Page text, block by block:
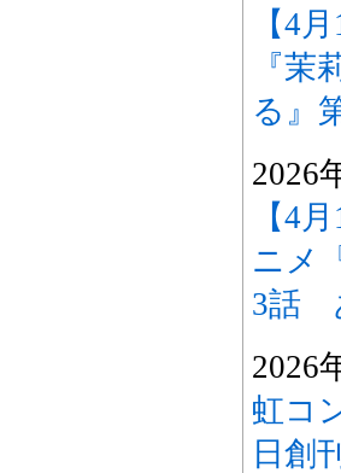
【4
『
る』
2026
【4
ニメ
3話
2026
虹コ
日創